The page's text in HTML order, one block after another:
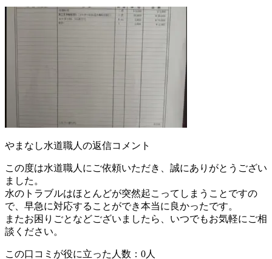
やまなし水道職人の返信コメント
この度は水道職人にご依頼いただき、誠にありがとうござい
ました。
水のトラブルはほとんどが突然起こってしまうことですの
で、早急に対応することができ本当に良かったです。
またお困りごとなどございましたら、いつでもお気軽にご相
談ください。
この口コミが役に立った人数：0人